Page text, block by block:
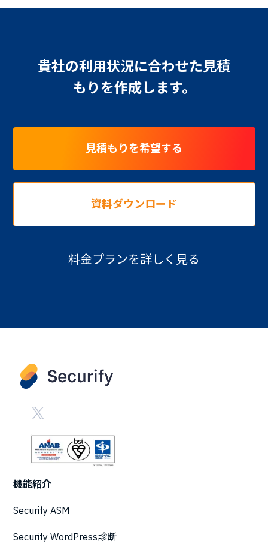
貴社の利用状況に合わせた見積
もりを作成します。
見積もりを希望する
資料ダウンロード
料金プランを詳しく見る
機能紹介
Securify ASM
Securify WordPress診断